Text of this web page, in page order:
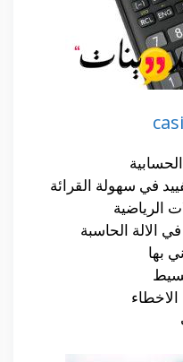
في سهولة القرائة
الرياضية
الالة الحاسبة
بها